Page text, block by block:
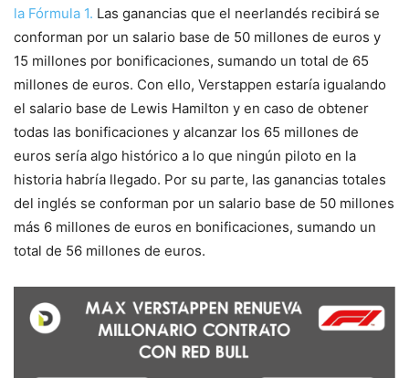
la Fórmula 1. Las ganancias que el neerlandés recibirá se
conforman por un salario base de 50 millones de euros y
15 millones por bonificaciones, sumando un total de 65
millones de euros. Con ello, Verstappen estaría igualando
el salario base de Lewis Hamilton y en caso de obtener
todas las bonificaciones y alcanzar los 65 millones de
euros sería algo histórico a lo que ningún piloto en la
historia habría llegado. Por su parte, las ganancias totales
del inglés se conforman por un salario base de 50 millones
más 6 millones de euros en bonificaciones, sumando un
total de 56 millones de euros.